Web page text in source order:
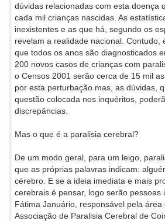
dúvidas relacionadas com esta doença
cada mil crianças nascidas. As
inexistentes e as que há, segundo os
revelam a realidade nacional. Contudo,
que todos os anos são diagnosticados
200 novos casos de crianças com
o Censos 2001 serão cerca de 15 mil
por esta perturbação mas, as dúvidas,
questão colocada nos inquéritos,
discrepâncias.
Mas o que é a paralisia cerebral?
De um modo geral, para um leigo,
que as próprias palavras indicam:
cérebro. E se a ideia imediata e mais
cerebrais é pensar, logo serão pessoas
Fátima Januário, responsável pela área
Associação de Paralisia Cerebral de